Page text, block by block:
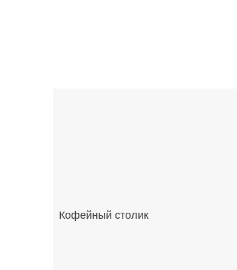
Кофейный столик